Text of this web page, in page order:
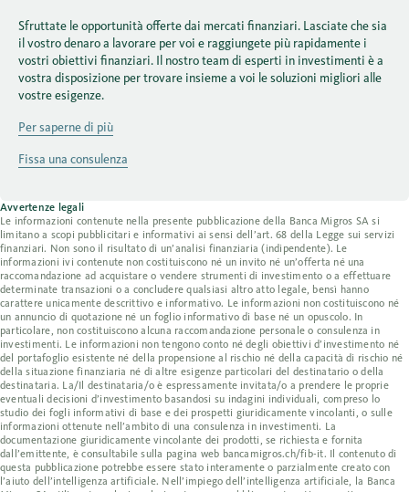
Sfruttate le opportunità offerte dai mercati finanziari. Lasciate che sia
il vostro denaro a lavorare per voi e raggiungete più rapidamente i
vostri obiettivi finanziari. Il nostro team di esperti in investimenti è a
vostra disposizione per trovare insieme a voi le soluzioni migliori alle
vostre esigenze.
Per saperne di più
Fissa una consulenza
Avvertenze legali
Le informazioni contenute nella presente pubblicazione della Banca Migros SA si
limitano a scopi pubblicitari e informativi ai sensi dell’art. 68 della Legge sui servizi
finanziari. Non sono il risultato di un’analisi finanziaria (indipendente). Le
informazioni ivi contenute non costituiscono né un invito né un’offerta né una
raccomandazione ad acquistare o vendere strumenti di investimento o a effettuare
determinate transazioni o a concludere qualsiasi altro atto legale, bensì hanno
carattere unicamente descrittivo e informativo. Le informazioni non costituiscono né
un annuncio di quotazione né un foglio informativo di base né un opuscolo. In
particolare, non costituiscono alcuna raccomandazione personale o consulenza in
investimenti. Le informazioni non tengono conto né degli obiettivi d’investimento né
del portafoglio esistente né della propensione al rischio né della capacità di rischio né
della situazione finanziaria né di altre esigenze particolari del destinatario o della
destinataria. La/Il destinataria/o è espressamente invitata/o a prendere le proprie
eventuali decisioni d’investimento basandosi su indagini individuali, compreso lo
studio dei fogli informativi di base e dei prospetti giuridicamente vincolanti, o sulle
informazioni ottenute nell’ambito di una consulenza in investimenti. La
documentazione giuridicamente vincolante dei prodotti, se richiesta e fornita
dall’emittente, è consultabile sulla pagina web bancamigros.ch/fib-it. Il contenuto di
questa pubblicazione potrebbe essere stato interamente o parzialmente creato con
l’aiuto dell’intelligenza artificiale. Nell’impiego dell’intelligenza artificiale, la Banca